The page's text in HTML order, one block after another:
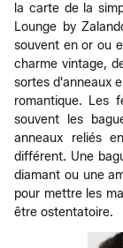
la carte de la
Lounge by
souvent en or ou
charme vintage,
sortes d'anneaux
romantique. Les
souvent les
anneaux reliés
différent. Une
diamant ou une
pour mettre les
être ostentatoire.